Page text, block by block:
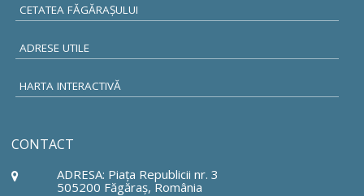
CETATEA FĂGĂRAŞULUI
ADRESE UTILE
HARTA INTERACTIVĂ
CONTACT
ADRESA: Piaţa Republicii nr. 3
505200 Făgăraş, România